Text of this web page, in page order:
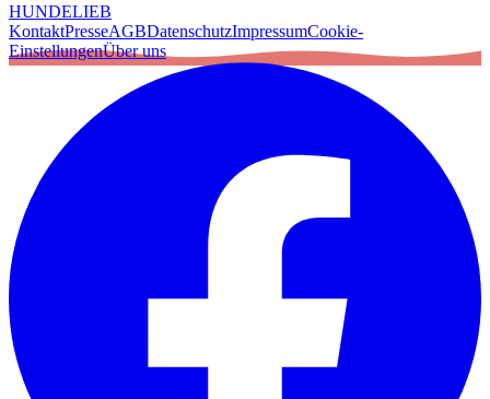
HUNDELIEB
KontaktPresseAGBDatenschutzImpressumCookie-
EinstellungenÜber uns